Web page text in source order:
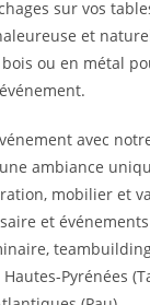
sur vos
et
ou en métal
avec
ambiance
mobilier et
et
Pyrénées